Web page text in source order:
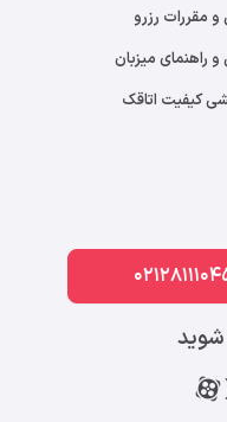
و مقررات رزرو
و راهنمای میزبان
کیفیت اتاقک
شوید